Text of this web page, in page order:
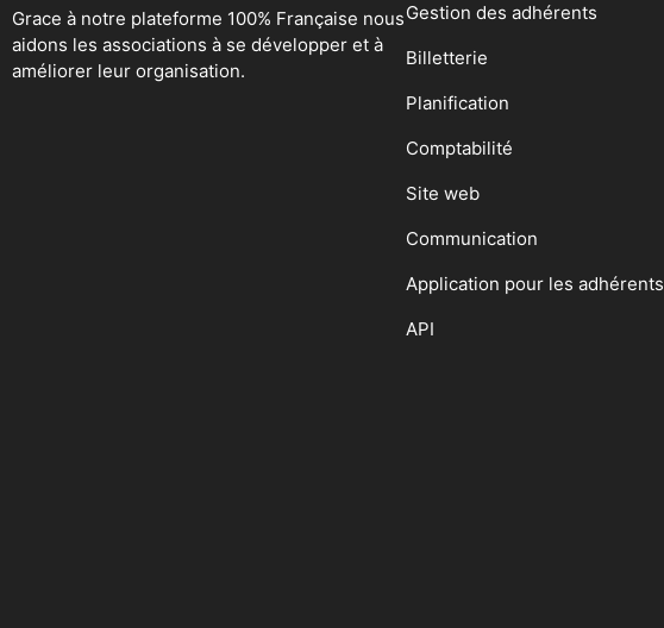
Grace à notre plateforme 100% Française nous
aidons les associations à se développer et à
améliorer leur organisation.
Gestion des adhérents
Billetterie
Planification
Comptabilité
Site web
Communication
Application pour les adhérents
API